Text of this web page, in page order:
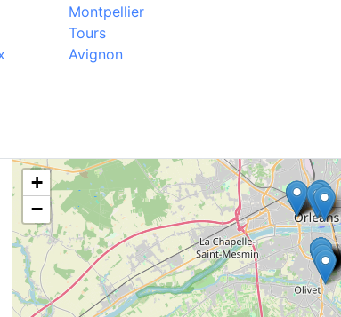
Montpellier
Tours
Avignon
+
−